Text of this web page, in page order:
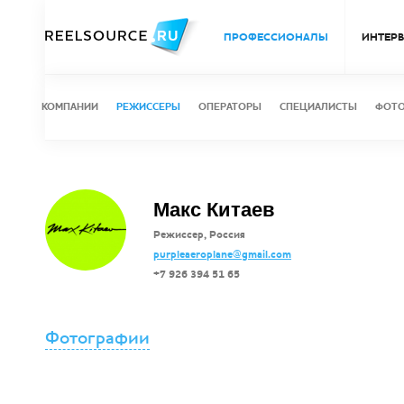
ПРОФЕССИОНАЛЫ
КОМПАНИИ РЕЖИССЕРЫ ОПЕРАТОРЫ СПЕЦИАЛИСТЫ
Макс Китаев
Режиссер, Россия
purpleaeroplane@gmail.com
+7 926 394 51 65
Фотографии